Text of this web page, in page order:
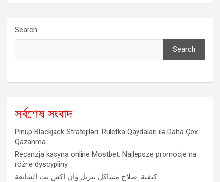
Search
Search
সর্বশেষ সংবাদ
Pinup Blackjack Stratejiləri: Ruletka Qaydaları ilə Daha Çox
Qazanma
Recenzja kasyna online Mostbet: Najlepsze promocje na
różne dyscypliny
كيفية إصلاح مشاكل تنزيل وان اكس بت الشائعة